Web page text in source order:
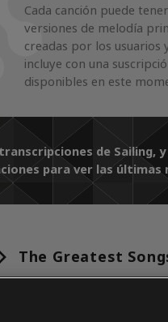
Cada canción puede
versiones de melodía
creadas por los usuarios
incluye con una
disponibles en este
de Sailing,
para ver las últimas
The Greatest